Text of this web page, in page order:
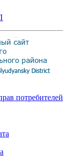
потребителей